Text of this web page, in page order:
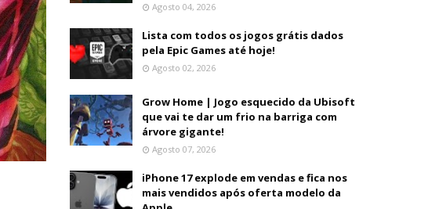
Agosto 04, 2026
Lista com todos os jogos grátis dados
pela Epic Games até hoje!
Agosto 02, 2026
Grow Home | Jogo esquecido da Ubisoft
que vai te dar um frio na barriga com
árvore gigante!
Agosto 07, 2026
iPhone 17 explode em vendas e fica nos
mais vendidos após oferta modelo da